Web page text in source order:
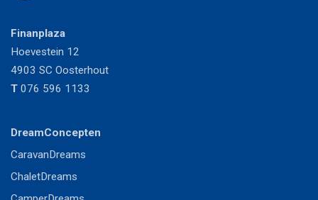
Finanplaza
Hoevestein 12
4903 SC Oosterhout
T 076 596 1133
DreamConcepten
CaravanDreams
ChaletDreams